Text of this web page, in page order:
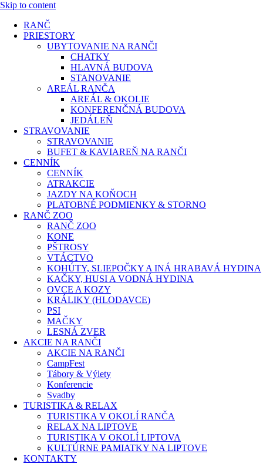
Skip to content
RANČ
PRIESTORY
UBYTOVANIE NA RANČI
CHATKY
HLAVNÁ BUDOVA
STANOVANIE
AREÁL RANČA
AREÁL & OKOLIE
KONFERENČNÁ BUDOVA
JEDÁLEŇ
STRAVOVANIE
STRAVOVANIE
BUFET & KAVIAREŇ NA RANČI
CENNÍK
CENNÍK
ATRAKCIE
JAZDY NA KOŇOCH
PLATOBNÉ PODMIENKY & STORNO
RANČ ZOO
RANČ ZOO
KONE
PŠTROSY
VTÁCTVO
KOHÚTY, SLIEPOČKY A INÁ HRABAVÁ HYDINA
KAČKY, HUSI A VODNÁ HYDINA​​
OVCE A KOZY
KRÁLIKY (HLODAVCE)​
PSI
MAČKY
LESNÁ ZVER
AKCIE NA RANČI
AKCIE NA RANČI
CampFest
Tábory & Výlety
Konferencie
Svadby
TURISTIKA & RELAX
TURISTIKA V OKOLÍ RANČA
RELAX NA LIPTOVE
TURISTIKA V OKOLÍ LIPTOVA
KULTÚRNE PAMIATKY NA LIPTOVE
KONTAKTY